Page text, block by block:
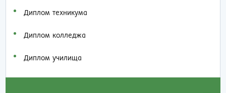
Диплом техникума
Диплом колледжа
Диплом училища